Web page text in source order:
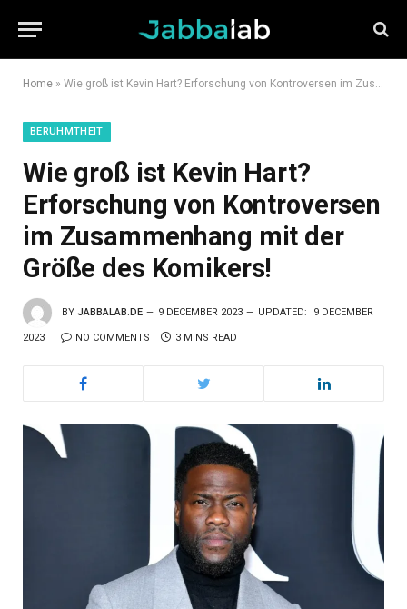
Home » Wie groß ist Kevin Hart? Erforschung von Kontroversen im Zusammenhang mit der Größe des Komikers!
BERUHMTHEIT
Wie groß ist Kevin Hart?
Erforschung von Kontroversen
im Zusammenhang mit der
Größe des Komikers!
BY JABBALAB.DE 9 DECEMBER 2023 UPDATED: 9 DECEMBER
2023 NO COMMENTS 3 MINS READ